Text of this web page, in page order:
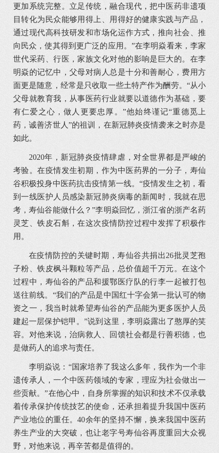
更加系统完整。立足传统，融合现代，把中医药非遗项
目转化为民众能够用得上、用得好的健康实践与产品，
通过现代高科技研发和市场化运作方式，推向社会、推
向民众，使其得到更广泛的应用。”在李明焱看来，李家
世代采药、行医，家族文化对他的影响是巨大的。在李
明焱的记忆中，父母对病人总是十分和善耐心，费用方
面更是随意，经常是只收取一些土特产作为酬劳。“从小
父母就教育我，从事医药行业就要以道德作为基础，要
有仁爱之心，做人更要忠厚。”他始终谨记“重德觅上
药，诚善济世人”的祖训，在新冠肺炎疫情袭来之时亦是
如此。
2020年，新冠肺炎疫情肆虐，对全世界都是严峻的
考验。在疫情发生初期，作为中医药界的一分子，寿仙
谷积极投身中医药抗击疫情第一线。“疫情发生之初，看
到一线医护人员感染新冠肺炎病毒的新闻时，我就在思
考，寿仙谷能做什么？”李明焱回忆，浙江省的浙产名药
灵芝、铁皮石斛，在这次疫情防控过程中发挥了积极作
用。
在疫情防控的关键时期，寿仙谷共捐出26批灵芝孢
子粉、铁皮枫斗颗粒等产品，总价值超千万元。在这个
过程中，寿仙谷的产品和援鄂医疗队的行李一起被打包
送往前线。“我们的产品是中国红十字会第一批认可的物
资之一，我当时就希望寿仙谷的产品能为更多医护人员
建起一层保护铠甲。”说到这里，李明焱露出了憨厚的笑
容。对他来说，治病救人、回馈社会都是行善积德，也
是做药人的追求与责任。
李明焱说：“国家培养了我这么多年，我作为一个非
遗传承人，一个中医药领域的专家，理应为社会做出一
些贡献。”在他心中，自身所掌握的知识和技术不仅承载
着传承保护传统技艺的使命，还承担着提升我国中医药
产业地位的重任。40余年的坚持不懈，换来我国中医药
养生产业的大突破，也让老字号寿仙谷再度重回大众视
野，对他来说，再辛苦都是值得的。